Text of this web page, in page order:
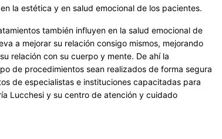
la estética y en salud emocional de los pacientes.
también influyen en la salud emocional de
a mejorar su relación consigo mismos, mejorando
relación con su cuerpo y mente. De ahí la
de procedimientos sean realizados de forma segura
de especialistas e instituciones capacitadas para
Lucchesi y su centro de atención y cuidado